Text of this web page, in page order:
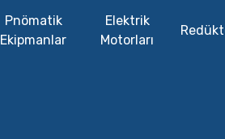
Pnömatik
Ekipmanlar
Elektrik
Motorları